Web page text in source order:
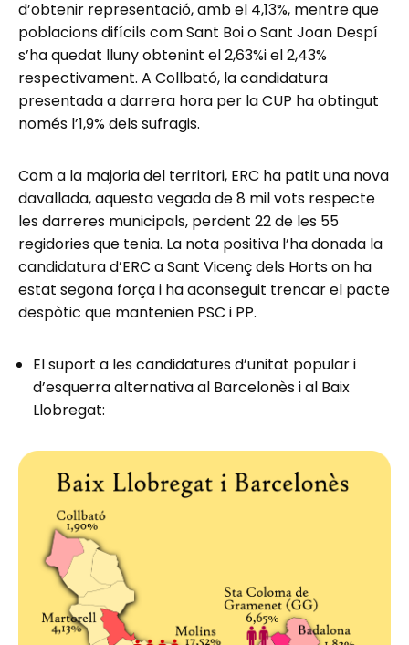
d’obtenir representació, amb el 4,13%, mentre que
poblacions difícils com Sant Boi o Sant Joan Despí
s’ha quedat lluny obtenint el 2,63%i el 2,43%
respectivament. A Collbató, la candidatura
presentada a darrera hora per la CUP ha obtingut
només l’1,9% dels sufragis.
Com a la majoria del territori, ERC ha patit una nova
davallada, aquesta vegada de 8 mil vots respecte
les darreres municipals, perdent 22 de les 55
regidories que tenia. La nota positiva l’ha donada la
candidatura d’ERC a Sant Vicenç dels Horts on ha
estat segona força i ha aconseguit trencar el pacte
despòtic que mantenien PSC i PP.
El suport a les candidatures d’unitat popular i
d’esquerra alternativa al Barcelonès i al Baix
Llobregat: